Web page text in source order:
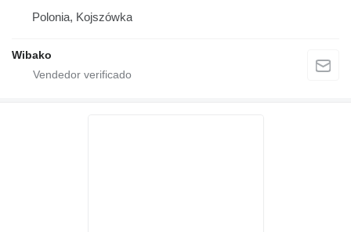
Polonia, Kojszówka
Wibako